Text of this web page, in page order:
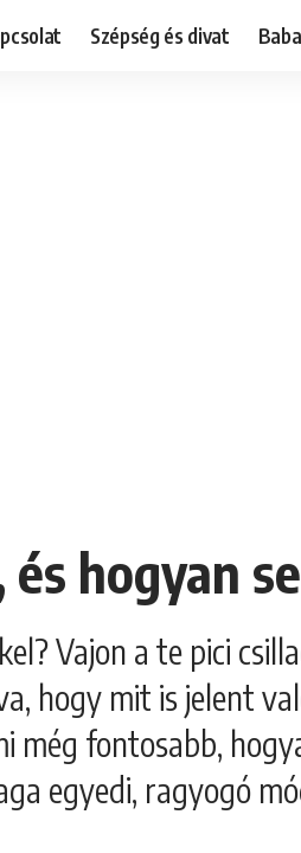
Szépség és divat
hogyan
Vajon a te pici
hogy mit is jelent
még fontosabb,
egyedi, ragyogó